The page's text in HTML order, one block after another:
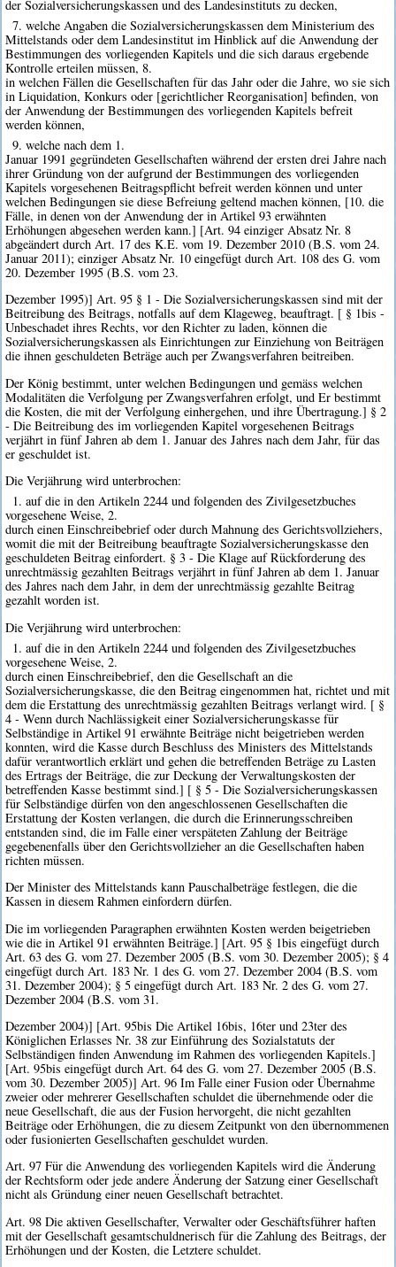
der Sozialversicherungskassen und des Landesinstituts zu decken,
7. welche Angaben die Sozialversicherungskassen dem Ministerium des
Mittelstands oder dem Landesinstitut im Hinblick auf die Anwendung der
Bestimmungen des vorliegenden Kapitels und die sich daraus ergebende
Kontrolle erteilen müssen, 8.
in welchen Fällen die Gesellschaften für das Jahr oder die Jahre, wo sie sich
in Liquidation, Konkurs oder [gerichtlicher Reorganisation] befinden, von
der Anwendung der Bestimmungen des vorliegenden Kapitels befreit
werden können,
9. welche nach dem 1.
Januar 1991 gegründeten Gesellschaften während der ersten drei Jahre nach
ihrer Gründung von der aufgrund der Bestimmungen des vorliegenden
Kapitels vorgesehenen Beitragspflicht befreit werden können und unter
welchen Bedingungen sie diese Befreiung geltend machen können, [10. die
Fälle, in denen von der Anwendung der in Artikel 93 erwähnten
Erhöhungen abgesehen werden kann.] [Art. 94 einziger Absatz Nr. 8
abgeändert durch Art. 17 des K.E. vom 19. Dezember 2010 (B.S. vom 24.
Januar 2011); einziger Absatz Nr. 10 eingefügt durch Art. 108 des G. vom
20. Dezember 1995 (B.S. vom 23.
Dezember 1995)] Art. 95 § 1 - Die Sozialversicherungskassen sind mit der
Beitreibung des Beitrags, notfalls auf dem Klageweg, beauftragt. [ § 1bis -
Unbeschadet ihres Rechts, vor den Richter zu laden, können die
Sozialversicherungskassen als Einrichtungen zur Einziehung von Beiträgen
die ihnen geschuldeten Beträge auch per Zwangsverfahren beitreiben.
Der König bestimmt, unter welchen Bedingungen und gemäss welchen
Modalitäten die Verfolgung per Zwangsverfahren erfolgt, und Er bestimmt
die Kosten, die mit der Verfolgung einhergehen, und ihre Übertragung.] § 2
- Die Beitreibung des im vorliegenden Kapitel vorgesehenen Beitrags
verjährt in fünf Jahren ab dem 1. Januar des Jahres nach dem Jahr, für das
er geschuldet ist.
Die Verjährung wird unterbrochen:
1. auf die in den Artikeln 2244 und folgenden des Zivilgesetzbuches
vorgesehene Weise, 2.
durch einen Einschreibebrief oder durch Mahnung des Gerichtsvollziehers,
womit die mit der Beitreibung beauftragte Sozialversicherungskasse den
geschuldeten Beitrag einfordert. § 3 - Die Klage auf Rückforderung des
unrechtmässig gezahlten Beitrags verjährt in fünf Jahren ab dem 1. Januar
des Jahres nach dem Jahr, in dem der unrechtmässig gezahlte Beitrag
gezahlt worden ist.
Die Verjährung wird unterbrochen:
1. auf die in den Artikeln 2244 und folgenden des Zivilgesetzbuches
vorgesehene Weise, 2.
durch einen Einschreibebrief, den die Gesellschaft an die
Sozialversicherungskasse, die den Beitrag eingenommen hat, richtet und mit
dem die Erstattung des unrechtmässig gezahlten Beitrags verlangt wird. [ §
4 - Wenn durch Nachlässigkeit einer Sozialversicherungskasse für
Selbständige in Artikel 91 erwähnte Beiträge nicht beigetrieben werden
konnten, wird die Kasse durch Beschluss des Ministers des Mittelstands
dafür verantwortlich erklärt und gehen die betreffenden Beträge zu Lasten
des Ertrags der Beiträge, die zur Deckung der Verwaltungskosten der
betreffenden Kasse bestimmt sind.] [ § 5 - Die Sozialversicherungskassen
für Selbständige dürfen von den angeschlossenen Gesellschaften die
Erstattung der Kosten verlangen, die durch die Erinnerungsschreiben
entstanden sind, die im Falle einer verspäteten Zahlung der Beiträge
gegebenenfalls über den Gerichtsvollzieher an die Gesellschaften haben
richten müssen.
Der Minister des Mittelstands kann Pauschalbeträge festlegen, die die
Kassen in diesem Rahmen einfordern dürfen.
Die im vorliegenden Paragraphen erwähnten Kosten werden beigetrieben
wie die in Artikel 91 erwähnten Beiträge.] [Art. 95 § 1bis eingefügt durch
Art. 63 des G. vom 27. Dezember 2005 (B.S. vom 30. Dezember 2005); § 4
eingefügt durch Art. 183 Nr. 1 des G. vom 27. Dezember 2004 (B.S. vom
31. Dezember 2004); § 5 eingefügt durch Art. 183 Nr. 2 des G. vom 27.
Dezember 2004 (B.S. vom 31.
Dezember 2004)] [Art. 95bis Die Artikel 16bis, 16ter und 23ter des
Königlichen Erlasses Nr. 38 zur Einführung des Sozialstatuts der
Selbständigen finden Anwendung im Rahmen des vorliegenden Kapitels.]
[Art. 95bis eingefügt durch Art. 64 des G. vom 27. Dezember 2005 (B.S.
vom 30. Dezember 2005)] Art. 96 Im Falle einer Fusion oder Übernahme
zweier oder mehrerer Gesellschaften schuldet die übernehmende oder die
neue Gesellschaft, die aus der Fusion hervorgeht, die nicht gezahlten
Beiträge oder Erhöhungen, die zu diesem Zeitpunkt von den übernommenen
oder fusionierten Gesellschaften geschuldet wurden.
Art. 97 Für die Anwendung des vorliegenden Kapitels wird die Änderung
der Rechtsform oder jede andere Änderung der Satzung einer Gesellschaft
nicht als Gründung einer neuen Gesellschaft betrachtet.
Art. 98 Die aktiven Gesellschafter, Verwalter oder Geschäftsführer haften
mit der Gesellschaft gesamtschuldnerisch für die Zahlung des Beitrags, der
Erhöhungen und der Kosten, die Letztere schuldet.